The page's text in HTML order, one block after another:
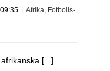
| Afrika, Fotbolls-
[...]